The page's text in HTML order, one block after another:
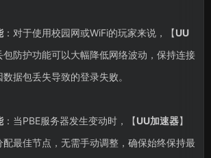
：对于使用校园网或WiFi的玩家来说，【UU
包防护功能可以大幅降低网络波动，保持连接
据包丢失导致的登录失败。
：当PBE服务器发生变动时，【UU加速器】
配最佳节点，无需手动调整，确保始终保持最